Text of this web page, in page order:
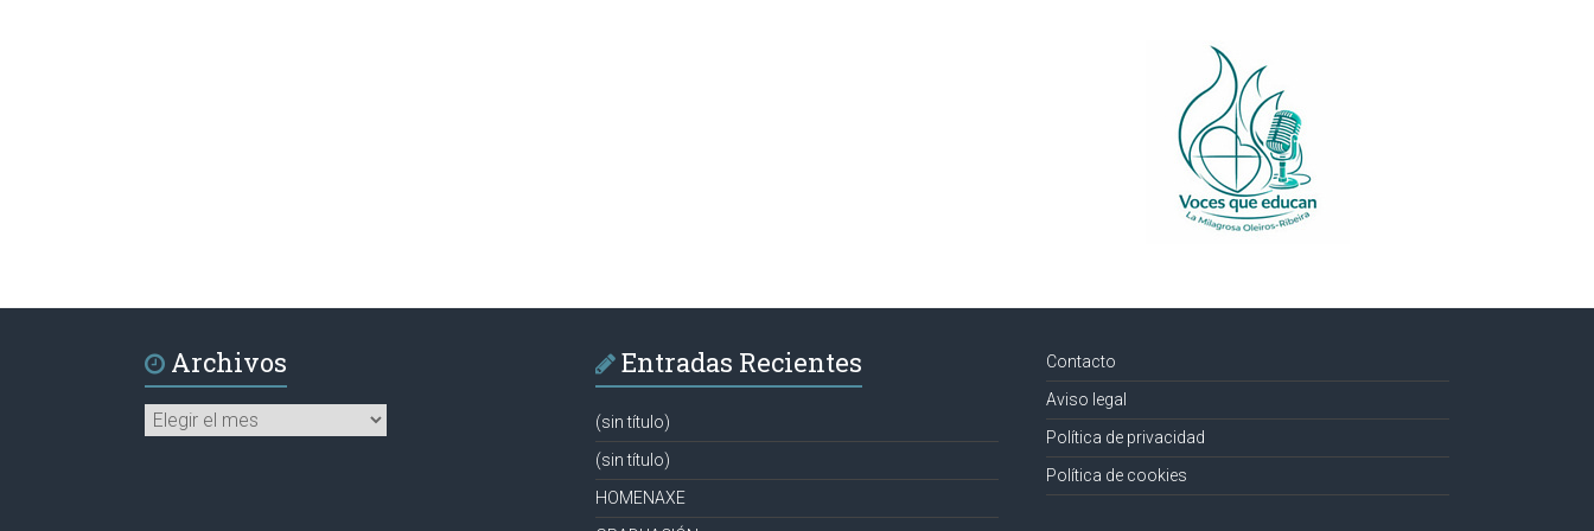
Archivos
Archivos
Entradas Recientes
(sin título)
(sin título)
HOMENAXE
Contacto
Aviso legal
Política de privacidad
Política de cookies